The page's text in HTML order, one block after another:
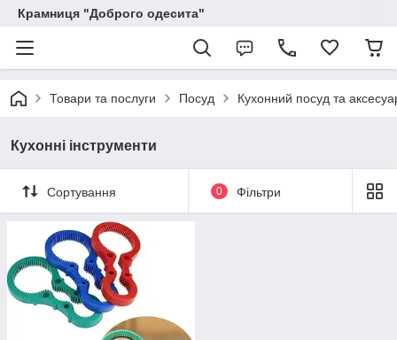
Крамниця "Доброго одесита"
Товари та послуги Посуд Кухонний посуд та
Кухоннi iнструменти
Сортування 0 Фільтри